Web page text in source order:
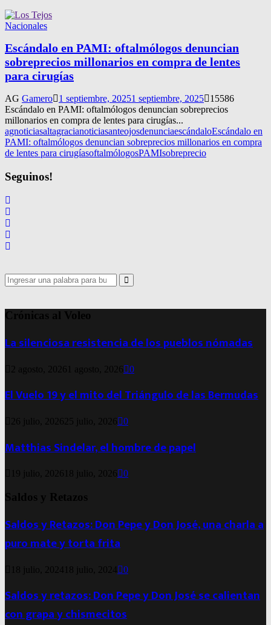
Nacionales
Escándalo en PAMI: oftalmólogos denuncian
sobreprecios millonarios en compra de lentes
para cirugías
AG Gamero 1 septiembre, 20251 septiembre, 2025
15586
Escándalo en PAMI: oftalmólogos denuncian sobreprecios
millonarios en compra de lentes para cirugías...
agnoticiasaltagracianoticiasanteojosdenunciaescándaloEscándalo en
PAMI: oftalmólogos denuncian sobreprecios millonarios en compra
de lentes para cirugíasoftalmólogosPAMIsobreprecio
Seguinos!
Search
for:
Search
Crónicas al Voleo
La silenciosa resistencia de los pueblos nómadas
2 agosto, 2026 1 agosto, 2026 0
El Vuelo 19 y el mito del Triángulo de las Bermudas
26 julio, 2026 25 julio, 2026 0
Matthias Sindelar, el hombre de papel
19 julio, 2026 18 julio, 2026 0
Saldos y Retazos
Saldos y Retazos: Don Pepe y Don José, una charla a
puro mate y torta frita
18 julio, 2024 18 julio, 2024 0
Saldos y retazos: Don Pepe y Don José se calientan
con grapa y chismecitos